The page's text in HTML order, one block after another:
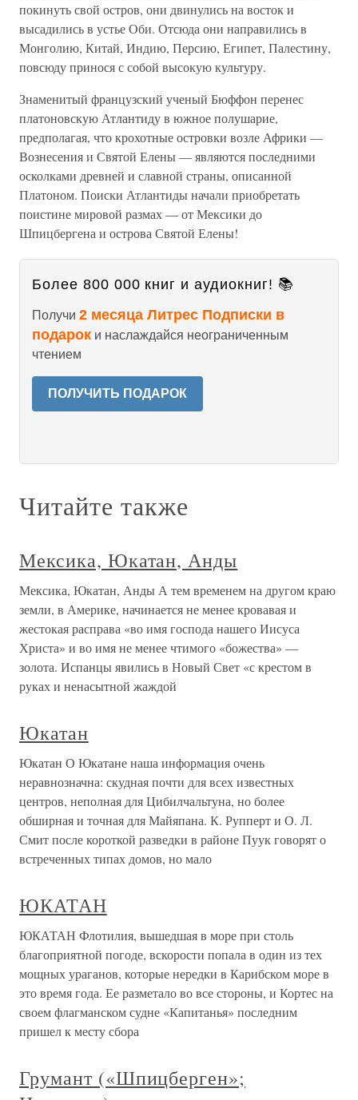
покинуть свой остров, они двинулись на восток и
высадились в устье Оби. Отсюда они направились в
Монголию, Китай, Индию, Персию, Египет, Палестину,
повсюду принося с собой высокую культуру.
Знаменитый французский ученый Бюффон перенес
платоновскую Атлантиду в южное полушарие,
предполагая, что крохотные островки возле Африки —
Вознесения и Святой Елены — являются последними
осколками древней и славной страны, описанной
Платоном. Поиски Атлантиды начали приобретать
поистине мировой размах — от Мексики до
Шпицбергена и острова Святой Елены!
Более 800 000 книг и аудиокниг! 📚
Получи 2 месяца Литрес Подписки в
подарок и наслаждайся неограниченным
чтением
ПОЛУЧИТЬ ПОДАРОК
Читайте также
Мексика, Юкатан, Анды
Мексика, Юкатан, Анды А тем временем на другом краю
земли, в Америке, начинается не менее кровавая и
жестокая расправа «во имя господа нашего Иисуса
Христа» и во имя не менее чтимого «божества» —
золота. Испанцы явились в Новый Свет «с крестом в
руках и ненасытной жаждой
Юкатан
Юкатан О Юкатане наша информация очень
неравнозначна: скудная почти для всех известных
центров, неполная для Цибилчальтуна, но более
обширная и точная для Майяпана. К. Рупперт и О. Л.
Смит после короткой разведки в районе Пуук говорят о
встреченных типах домов, но мало
ЮКАТАН
ЮКАТАН Флотилия, вышедшая в море при столь
благоприятной погоде, вскорости попала в один из тех
мощных ураганов, которые нередки в Карибском море в
это время года. Ее разметало во все стороны, и Кортес на
своем флагманском судне «Капитанья» последним
пришел к месту сбора
Грумант («Шпицберген»;